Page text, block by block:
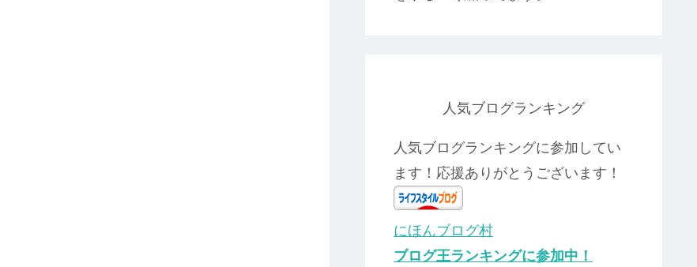
人気ブログランキング
人気ブログランキングに参加してい
ます！応援ありがとうございます！
にほんブログ村
ブログ王ランキングに参加中！